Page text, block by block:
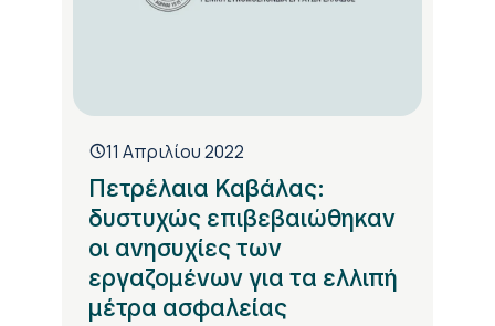
11 Απριλίου 2022
Πετρέλαια Καβάλας:
δυστυχώς επιβεβαιώθηκαν
οι ανησυχίες των
εργαζομένων για τα ελλιπή
μέτρα ασφαλείας